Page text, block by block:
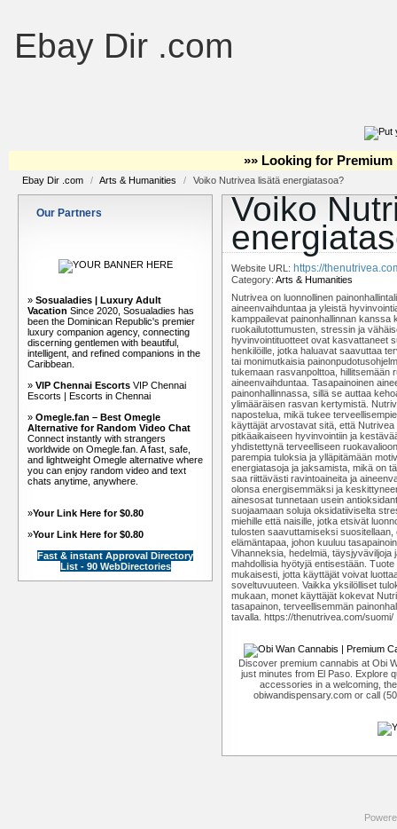
Ebay Dir .com
»» Looking for Premium
Ebay Dir .com / Arts & Humanities / Voiko Nutrivea lisätä energiatasoa?
Our Partners
» Sosualadies | Luxury Adult
Vacation Since 2020, Sosualadies has
been the Dominican Republic's premier
luxury companion agency, connecting
discerning gentlemen with beautiful,
intelligent, and refined companions in the
Caribbean.
» VIP Chennai Escorts VIP Chennai
Escorts | Escorts in Chennai
» Omegle.fan – Best Omegle
Alternative for Random Video Chat
Connect instantly with strangers
worldwide on Omegle.fan. A fast, safe,
and lightweight Omegle alternative where
you can enjoy random video and text
chats anytime, anywhere.
»Your Link Here for $0.80
»Your Link Here for $0.80
Fast & instant Approval Directory
List - 90 WebDirectories
Voiko
Website URL: https://
Category: Arts & Humanities
Nutrivea on luonnollinen
aineenvaihduntaa ja yleistä
kamppailevat painonhallinnan kanssa
ruokailutottumusten, stressin ja
hyvinvointituotteet ovat kasvattaneet
henkilöille, jotka haluavat saavuttaa
tai monimutkaisia
tukemaan rasvanpolttoa, hillitsemään
aineenvaihduntaa. Tasapainoinen
painonhallinnassa, sillä se auttaa
ylimääräisen rasvan kertymistä.
napostelua, mikä tukee
käyttäjät arvostavat sitä, että
pitkäaikaiseen hyvinvointiin ja
yhdistettynä terveelliseen
parempia tuloksia ja ylläpitämään
energiatasoja ja jaksamista, mikä on
saa riittävästi ravintoaineita ja
olonsa energisemmäksi ja
ainesosat tunnetaan usein
suojaamaan soluja oksidatiiviselta
miehille että naisille, jotka etsivät
tulosten saavuttamiseksi
elämäntapaa, johon kuuluu
Vihanneksia, hedelmiä,
mahdollisia hyötyjä entisestään.
mukaisesti, jotta käyttäjät voivat
soveltuvuuteen. Vaikka yksilölliset
mukaan, monet käyttäjät kokevat
tasapainon, terveellisemmän
tavalla. https://thenutrivea.com/suomi/
Discover premium cannabis at Obi
just minutes from El Paso. Explore
accessories in a welcoming,
obiwandispensary.com or call